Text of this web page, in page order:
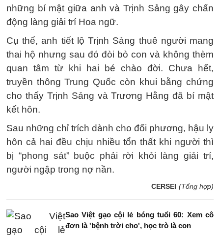
những bí mật giữa anh và Trịnh Sảng gây chấn
động làng giải trí Hoa ngữ.
Cụ thể, anh tiết lộ Trịnh Sảng thuê người mang
thai hộ nhưng sau đó đòi bỏ con và không thèm
quan tâm từ khi hai bé chào đời. Chưa hết,
truyền thông Trung Quốc còn khui bằng chứng
cho thấy Trịnh Sảng và Trương Hằng đã bí mật
kết hôn.
Sau những chỉ trích dành cho đối phương, hậu ly
hôn cả hai đều chịu nhiều tổn thất khi người thì
bị “phong sát” buộc phải rời khỏi làng giải trí,
người ngập trong nợ nần.
CERSEI (Tổng hợp)
Sao Việt gạo cội lẻ bóng tuổi 60: Xem cô
đơn là 'bệnh trời cho', học trò là con